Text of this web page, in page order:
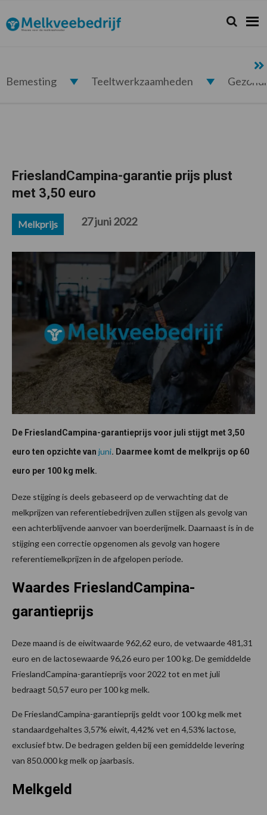
de
hoofdnavigatie
de
hoofd
de
eerste
de
voettekst
Melkveebedrijf.nl Zoeken...
Zoek
Bemesting Teeltwerkzaamheden
FrieslandCampina-garantie prijs plust
met 3,50 euro
Melkprijs 27 juni 2022
De FrieslandCampina-garantieprijs voor juli stijgt met 3,50
euro ten opzichte van juni. Daarmee komt de melkprijs op 60
euro per 100 kg melk.
Deze stijging is deels gebaseerd op de verwachting dat de
melkprijzen van referentiebedrijven zullen stijgen als gevolg van
een achterblijvende aanvoer van boerderijmelk. Daarnaast is in de
stijging een correctie opgenomen als gevolg van hogere
referentiemelkprijzen in de afgelopen periode.
Waardes FrieslandCampina-
garantieprijs
Deze maand is de eiwitwaarde 962,62 euro, de vetwaarde 481,31
euro en de lactosewaarde 96,26 euro per 100 kg. De gemiddelde
FrieslandCampina-garantieprijs voor 2022 tot en met juli
bedraagt 50,57 euro per 100 kg melk.
De FrieslandCampina-garantieprijs geldt voor 100 kg melk met
standaardgehaltes 3,57% eiwit, 4,42% vet en 4,53% lactose,
exclusief btw. De bedragen gelden bij een gemiddelde levering
van 850.000 kg melk op jaarbasis.
Melkgeld